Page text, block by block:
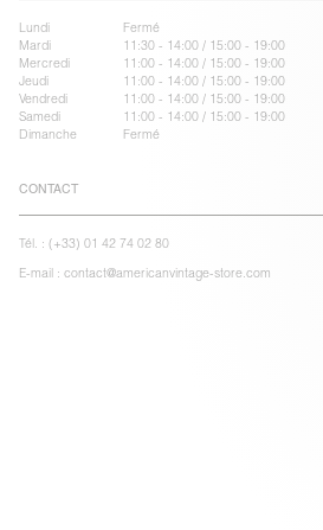
Lundi
Fermé
Mardi
11:30 - 14:00 / 15:00 - 19:00
Mercredi
11:00 - 14:00 / 15:00 - 19:00
Jeudi
11:00 - 14:00 / 15:00 - 19:00
Vendredi
11:00 - 14:00 / 15:00 - 19:00
Samedi
11:00 - 14:00 / 15:00 - 19:00
Dimanche
Fermé
CONTACT
Tél. : (+33) 01 42 74 02 80
E-mail : contact@americanvintage-store.com